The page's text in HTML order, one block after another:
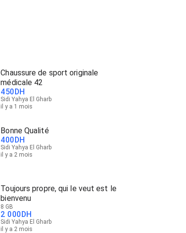
Chaussure de sport originale
médicale 42
450DH
Sidi Yahya El Gharb
il y a 1 mois
Bonne Qualité
400DH
Sidi Yahya El Gharb
il y a 2 mois
Toujours propre, qui le veut est le
bienvenu
8 GB
2 000DH
Sidi Yahya El Gharb
il y a 2 mois